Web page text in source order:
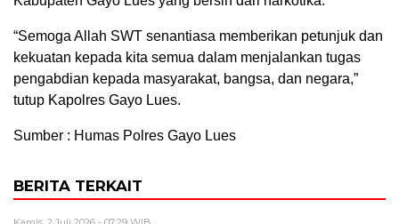
“Semoga Allah SWT senantiasa memberikan petunjuk dan
kekuatan kepada kita semua dalam menjalankan tugas
pengabdian kepada masyarakat, bangsa, dan negara,”
tutup Kapolres Gayo Lues.
Sumber : Humas Polres Gayo Lues
BERITA TERKAIT